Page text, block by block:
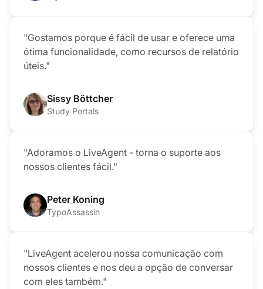
"Gostamos porque é fácil de usar e oferece uma
ótima funcionalidade, como recursos de relatório
úteis."
Sissy Böttcher
Study Portals
"Adoramos o LiveAgent - torna o suporte aos
nossos clientes fácil."
Peter Koning
TypoAssassin
"LiveAgent acelerou nossa comunicação com
nossos clientes e nos deu a opção de conversar
com eles também."